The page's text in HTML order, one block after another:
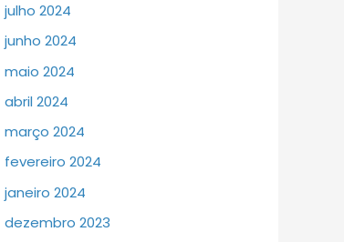
julho 2024
junho 2024
maio 2024
abril 2024
março 2024
fevereiro 2024
janeiro 2024
dezembro 2023